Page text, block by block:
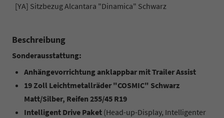
[YA] Sitzbezug Alcantara "Dinamica" Schwarz
Beschreibung
Sonderausstattung:
Anhängevorrichtung anklappbar mit Trailer Assist
19 Zoll Leichtmetallräder "COSMIC" Schwarz
Matt/Silber, Reifen 255/45 R19
Intelligent Drive Paket (Head-up-Display, Intelligenter